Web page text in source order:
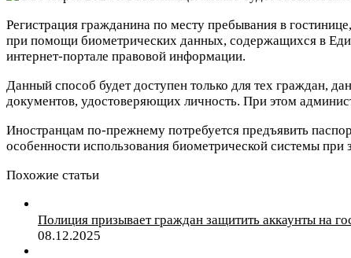
Регистрация гражданина по месту пребывания в
при помощи биометрических данных, содержащихся в
интернет-портале правовой информации.
Данный способ будет доступен только для тех граждан,
документов, удостоверяющих личность. При этом
Иностранцам по-прежнему потребуется предъявить
особенности использования биометрической системы при
Похожие статьи
Полиция призывает граждан защитить аккаунты на
08.12.2025